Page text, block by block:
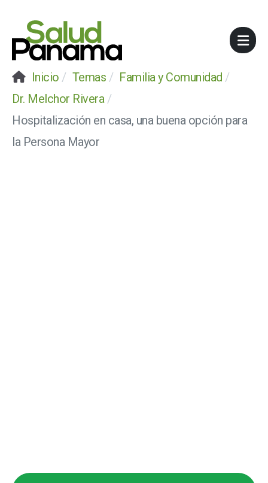
Inicio Temas
Familia y Comunidad
Dr. Melchor Rivera
Hospitalización en casa, una buena opción para
la Persona Mayor